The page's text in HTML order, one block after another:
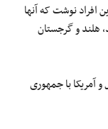
افراد نوشت که آنها
هلند و گرجستان
آمریکا با جمهوری